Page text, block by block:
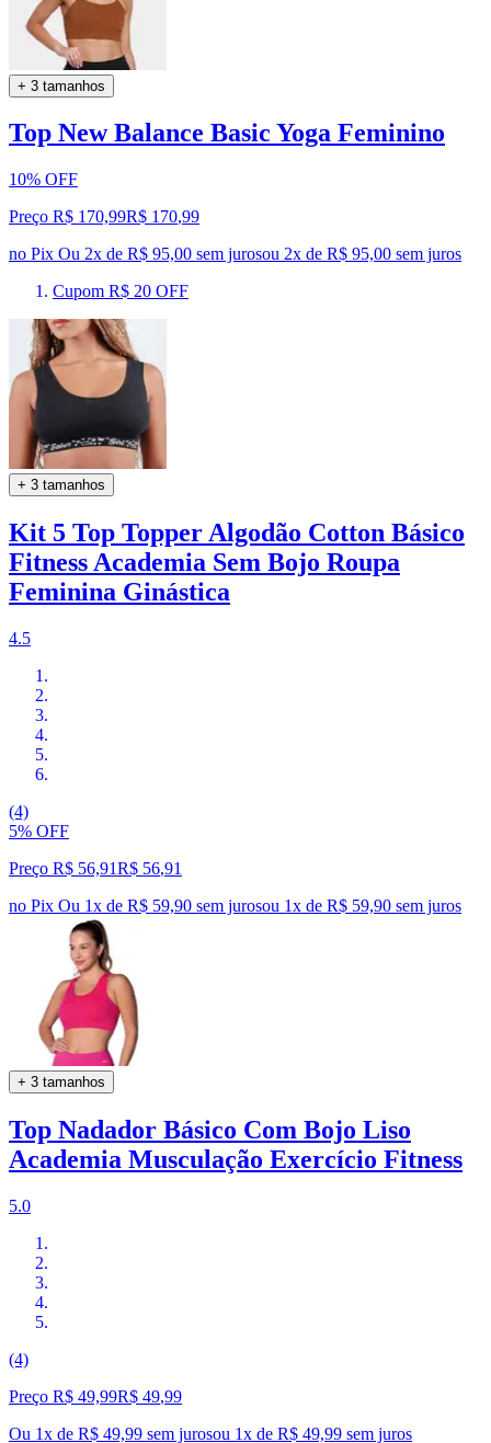
+ 3 tamanhos
Top New Balance Basic Yoga Feminino
10% OFF
Preço R$ 170,99R$ 170,99
no Pix Ou 2x de R$ 95,00 sem jurosou 2x de R$ 95,00 sem juros
Cupom R$ 20 OFF
+ 3 tamanhos
Kit 5 Top Topper Algodão Cotton Básico
Fitness Academia Sem Bojo Roupa
Feminina Ginástica
4.5
(4)
5% OFF
Preço R$ 56,91R$ 56,91
no Pix Ou 1x de R$ 59,90 sem jurosou 1x de R$ 59,90 sem juros
+ 3 tamanhos
Top Nadador Básico Com Bojo Liso
Academia Musculação Exercício Fitness
5.0
(4)
Preço R$ 49,99R$ 49,99
Ou 1x de R$ 49,99 sem jurosou 1x de R$ 49,99 sem juros